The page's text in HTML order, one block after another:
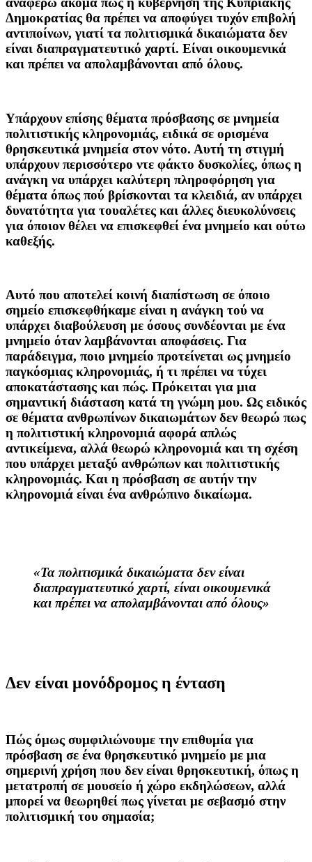
Δημοκρατίας θα πρέπει να αποφύγει τυχόν επιβολή
αντιποίνων, γιατί τα πολιτισμικά δικαιώματα δεν
είναι διαπραγματευτικό χαρτί. Είναι οικουμενικά
και πρέπει να απολαμβάνονται από όλους.
Υπάρχουν επίσης θέματα πρόσβασης σε μνημεία
πολιτιστικής κληρονομιάς, ειδικά σε ορισμένα
θρησκευτικά μνημεία στον νότο. Αυτή τη στιγμή
υπάρχουν περισσότερο ντε φάκτο δυσκολίες, όπως η
ανάγκη να υπάρχει καλύτερη πληροφόρηση για
θέματα όπως πού βρίσκονται τα κλειδιά, αν υπάρχει
δυνατότητα για τουαλέτες και άλλες διευκολύνσεις
για όποιον θέλει να επισκεφθεί ένα μνημείο και ούτω
καθεξής.
Αυτό που αποτελεί κοινή διαπίστωση σε όποιο
σημείο επισκεφθήκαμε είναι η ανάγκη τού να
υπάρχει διαβούλευση με όσους συνδέονται με ένα
μνημείο όταν λαμβάνονται αποφάσεις. Για
παράδειγμα, ποιο μνημείο προτείνεται ως μνημείο
παγκόσμιας κληρονομιάς, ή τι πρέπει να τύχει
αποκατάστασης και πώς. Πρόκειται για μια
σημαντική διάσταση κατά τη γνώμη μου. Ως ειδικός
σε θέματα ανθρωπίνων δικαιωμάτων δεν θεωρώ πως
η πολιτιστική κληρονομιά αφορά απλώς
αντικείμενα, αλλά θεωρώ κληρονομιά και τη σχέση
που υπάρχει μεταξύ ανθρώπων και πολιτιστικής
κληρονομιάς. Και η πρόσβαση σε αυτήν την
κληρονομιά είναι ένα ανθρώπινο δικαίωμα.
«Τα πολιτισμικά δικαιώματα δεν είναι
διαπραγματευτικό χαρτί, είναι οικουμενικά
και πρέπει να απολαμβάνονται από όλους»
Δεν είναι μονόδρομος η ένταση
Πώς όμως συμφιλιώνουμε την επιθυμία για
πρόσβαση σε ένα θρησκευτικό μνημείο με μια
σημερινή χρήση που δεν είναι θρησκευτική, όπως η
μετατροπή σε μουσείο ή χώρο εκδηλώσεων, αλλά
μπορεί να θεωρηθεί πως γίνεται με σεβασμό στην
πολιτισμική του σημασία;